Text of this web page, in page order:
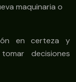
maquinaria o
en certeza y
decisiones